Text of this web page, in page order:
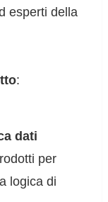
esperti della
:
dati
per
logica di